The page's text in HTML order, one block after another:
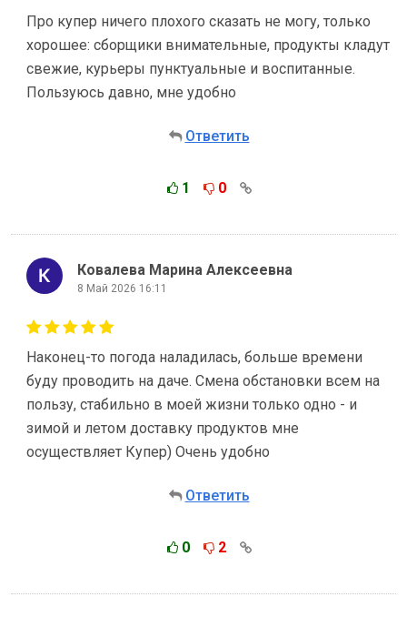
Про купер ничего плохого сказать не могу, только
хорошее: сборщики внимательные, продукты кладут
свежие, курьеры пунктуальные и воспитанные.
Пользуюсь давно, мне удобно
Ответить
1 0
Ковалева Марина Алексеевна
8 Май 2026 16:11
Наконец-то погода наладилась, больше времени
буду проводить на даче. Смена обстановки всем на
пользу, стабильно в моей жизни только одно - и
зимой и летом доставку продуктов мне
осуществляет Купер) Очень удобно
Ответить
0 2